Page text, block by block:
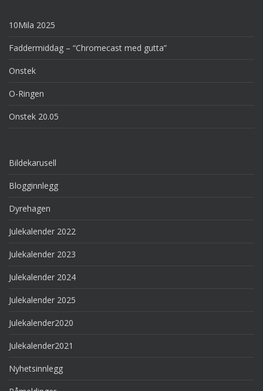
10Mila 2025
Faddermiddag – “Chromecast med gutta”
Onstek
O-Ringen
Onstek 20.05
Bildekarusell
Blogginnlegg
Dyrehagen
Julekalender 2022
Julekalender 2023
Julekalender 2024
Julekalender 2025
Julekalender2020
Julekalender2021
Nyhetsinnlegg